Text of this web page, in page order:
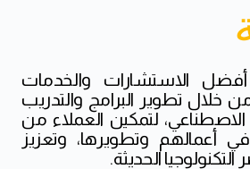
الاستشارات والخدمات
خلال تطوير البرامج والتدريب
الاصطناعي، لتمكين العملاء من
أعمالهم وتطويرها، وتعزيز
الحديثة.